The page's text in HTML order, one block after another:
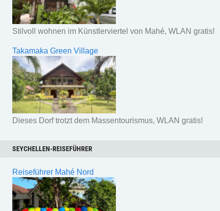
Stilvoll wohnen im Künstlerviertel von Mahé, WLAN gratis!
Takamaka Green Village
Dieses Dorf trotzt dem Massentourismus, WLAN gratis!
SEYCHELLEN-REISEFÜHRER
Reiseführer Mahé Nord